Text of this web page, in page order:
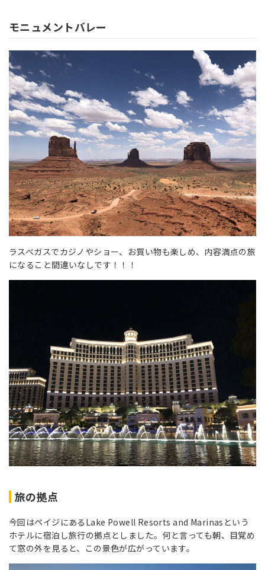
モニュメントバレー
ラスベガスでカジノやショー、お買い物も楽しめ、内容満点の旅
になること間違いなしです！！！
旅の拠点
今回はペイジにあるLake Powell Resorts and Marinasという
ホテルに宿泊し旅行の拠点としました。何と言っても朝、目覚め
て窓の外を見ると、この景色が広がっています。